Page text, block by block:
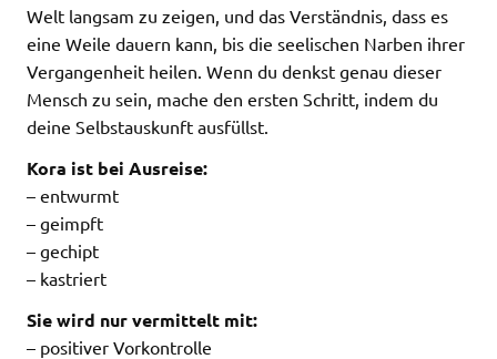
Welt langsam zu zeigen, und das Verständnis, dass es
eine Weile dauern kann, bis die seelischen Narben ihrer
Vergangenheit heilen. Wenn du denkst genau dieser
Mensch zu sein, mache den ersten Schritt, indem du
deine Selbstauskunft ausfüllst.
Kora ist bei Ausreise:
– entwurmt
– geimpft
– gechipt
– kastriert
Sie wird nur vermittelt mit:
– positiver Vorkontrolle